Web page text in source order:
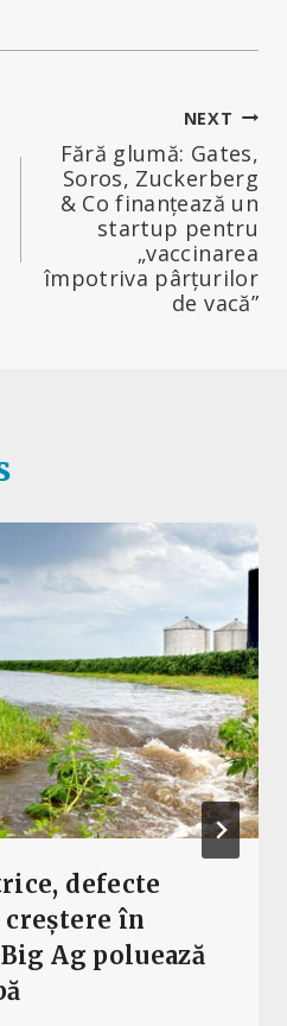
NEXT
Fără glumă: Gates,
Soros, Zuckerberg
& Co finanțează un
startup pentru
„vaccinarea
împotriva pârțurilor
de vacă”
defecte
în
Ag poluează